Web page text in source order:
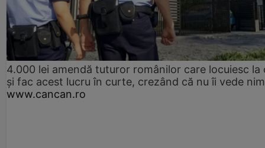
4.000 lei amendă tuturor românilor care locuiesc la
și fac acest lucru în curte, crezând că nu îi vede
www.cancan.ro